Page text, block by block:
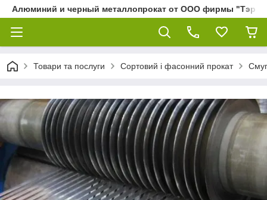
Алюминий и черный металлопрокат от ООО фирмы "Тэра"
Товари та послуги Сортовий і фасонний прокат